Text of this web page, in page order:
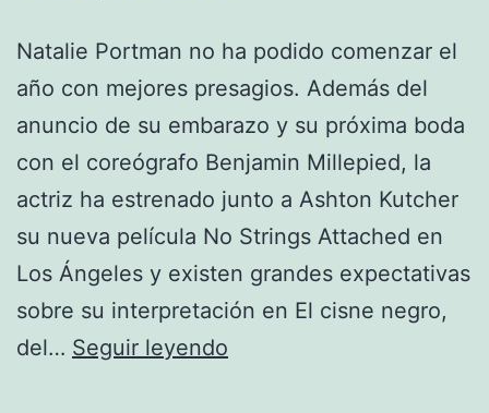
Natalie Portman no ha podido comenzar el
año con mejores presagios. Además del
anuncio de su embarazo y su próxima boda
con el coreógrafo Benjamin Millepied, la
actriz ha estrenado junto a Ashton Kutcher
su nueva película No Strings Attached en
Los Ángeles y existen grandes expectativas
sobre su interpretación en El cisne negro,
del… Seguir leyendo